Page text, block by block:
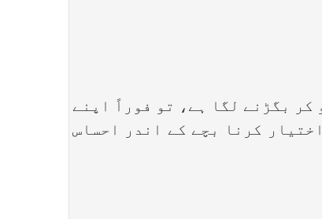
بگڑنے لگا ہے، تو فوراً اپنے
کرنا بچے کے اندر احساس